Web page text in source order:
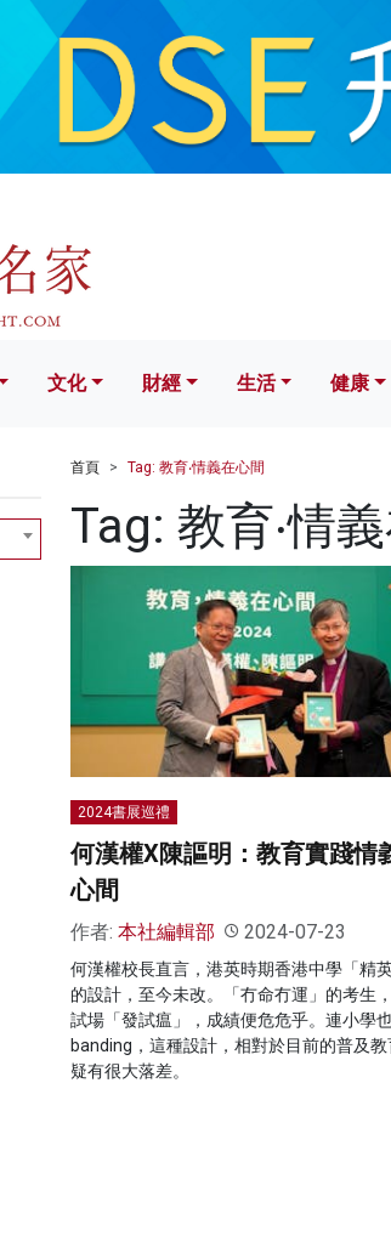
財經 生活 健康
文化 財經 生活 健康
首頁 Tag: 教育‧情義在心間
Tag: 教育‧情
2024書展巡禮
何漢權X陳謳明：教育實踐情
心間
作者: 本社編輯部 2024-07-23
何漢權校長直言，港英時期香港中學「精
的設計，至今未改。「冇命冇運」的考生
試場「發試瘟」，成績便危危乎。連小學
banding，這種設計，相對於目前的普及
疑有很大落差。